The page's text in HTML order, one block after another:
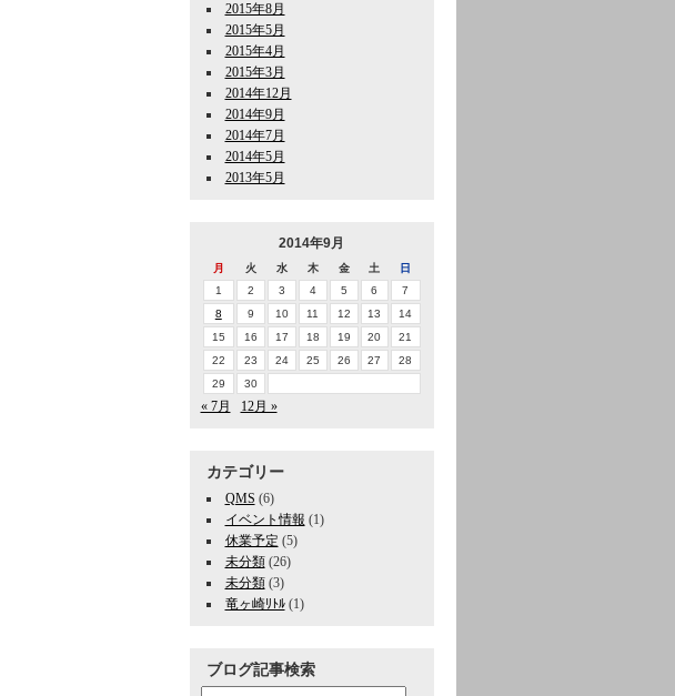
2015年8月
2015年5月
2015年4月
2015年3月
2014年12月
2014年9月
2014年7月
2014年5月
2013年5月
2014年9月
月 火 水 木 金 土
日
1
2 3 4 5 6
7
8
9 10 11 12 13
14
15
16 17 18 19 20
21
22
23 24 25 26 27
28
29
30
« 7月 12月 »
カテゴリー
QMS (6)
イベント情報 (1)
休業予定 (5)
未分類(26)
未分類(3)
竜ヶ崎ﾘﾄﾙ(1)
ブログ記事検索